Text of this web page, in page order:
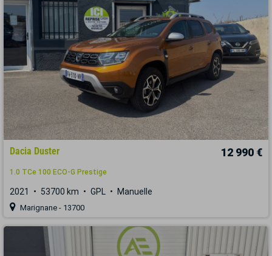
Dacia Duster 12 990 €
1.0 TCe 100 ECO-G Prestige
2021 53700 km GPL Manuelle
Marignane - 13700